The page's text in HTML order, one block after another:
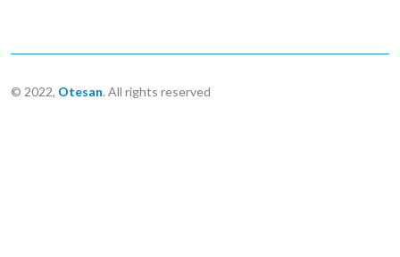
© 2022, Otesan. All rights reserved